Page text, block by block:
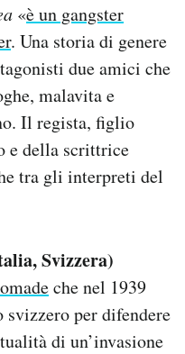
«è un gangster
. Una storia di genere
due amici che
malavita e
Il regista, figlio
e della scrittrice
tra gli interpreti del
Svizzera)
che nel 1939
svizzero per difendere
di un’invasione